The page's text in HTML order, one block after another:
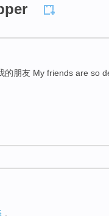
的朋友 My friends are so
。